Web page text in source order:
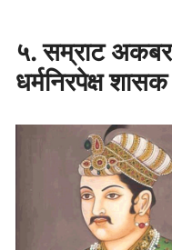
५. सम्राट
धर्मनिरपेक्ष